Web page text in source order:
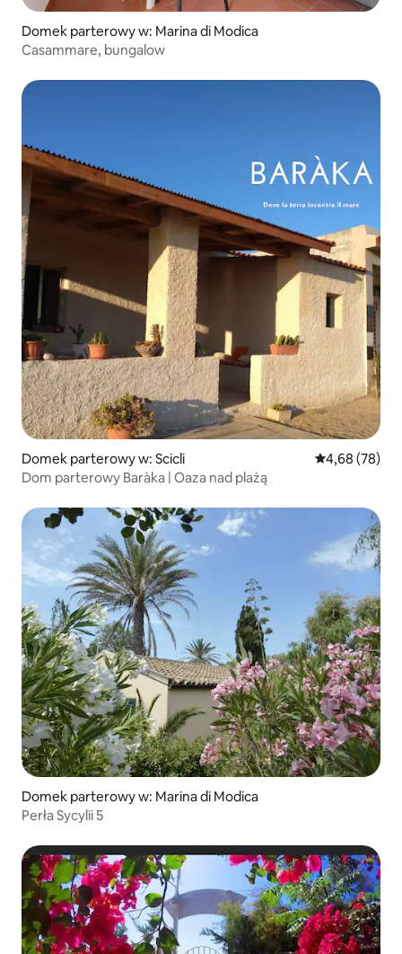
Domek parterowy w: Marina di Modica
Casammare, bungalow
Domek parterowy w: Scicli Średnia
4,68 (78)
Dom parterowy Baràka | Oaza nad plażą
Domek parterowy w: Marina di Modica
Perła Sycylii 5